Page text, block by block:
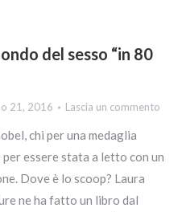
del sesso “in 80
21, 2016 Lascia un commento
chi per una medaglia
per essere stata a letto con un
Dove è lo scoop? Laura
ne ha fatto un libro dal